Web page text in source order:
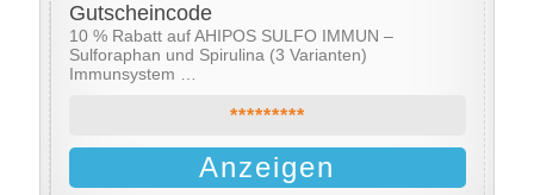
Gutscheincode
10 % Rabatt auf AHIPOS SULFO IMMUN –
Sulforaphan und Spirulina (3 Varianten)
Immunsystem …
*********
Anzeigen